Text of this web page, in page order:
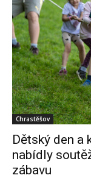
Chrastěšov
Dětský den a
nabídly
zábavu